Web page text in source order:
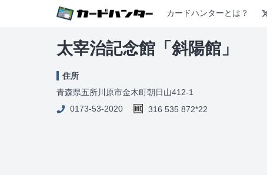
カードハンターとは？
太宰治記念館「斜陽館」
住所
青森県五所川原市金木町朝日山412-1
0173-53-2020
316 535 872*22